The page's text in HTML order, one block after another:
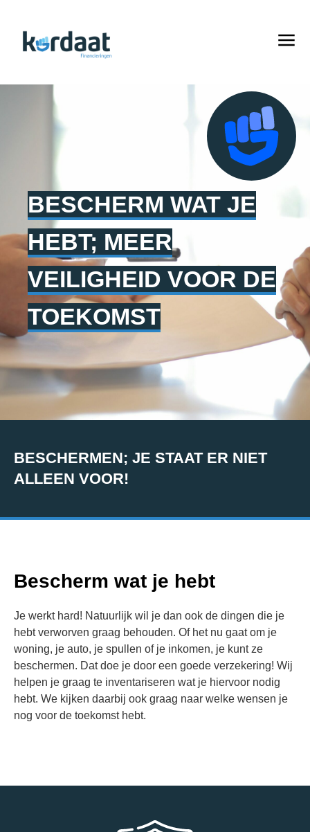
BESCHERM WAT JE
HEBT; MEER
VEILIGHEID VOOR DE
TOEKOMST
BESCHERMEN; JE STAAT ER NIET
ALLEEN VOOR!
Bescherm wat je hebt
Je werkt hard! Natuurlijk wil je dan ook de dingen die je
hebt verworven graag behouden. Of het nu gaat om je
woning, je auto, je spullen of je inkomen, je kunt ze
beschermen. Dat doe je door een goede verzekering! Wij
helpen je graag te inventariseren wat je hiervoor nodig
hebt. We kijken daarbij ook graag naar welke wensen je
nog voor de toekomst hebt.